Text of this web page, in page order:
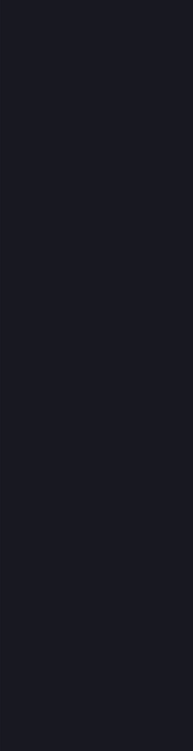
année 2024 !
utiliser nos
jours depuis
commandes
en 2023, la
en 2024 !